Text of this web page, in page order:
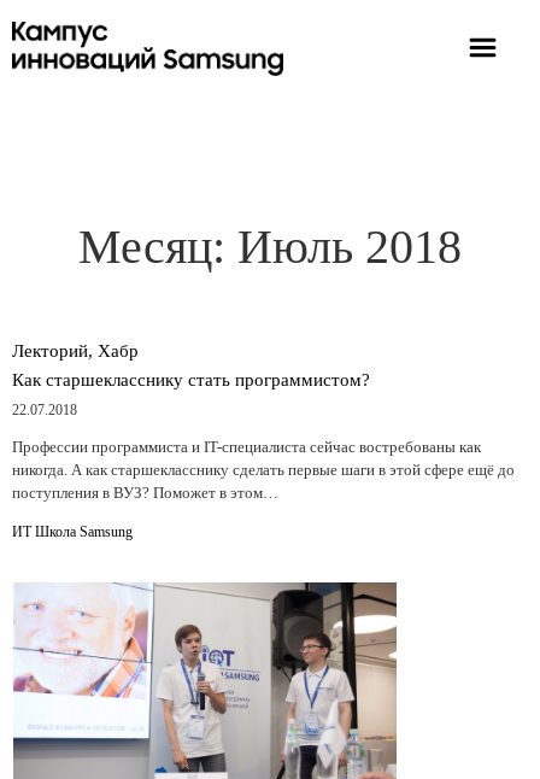
Месяц: Июль 2018
Лекторий, Хабр
Как старшекласснику стать программистом?
22.07.2018
Профессии программиста и IT-специалиста сейчас востребованы как
никогда. А как старшекласснику сделать первые шаги в этой сфере ещё до
поступления в ВУЗ? Поможет в этом…
ИТ Школа Samsung